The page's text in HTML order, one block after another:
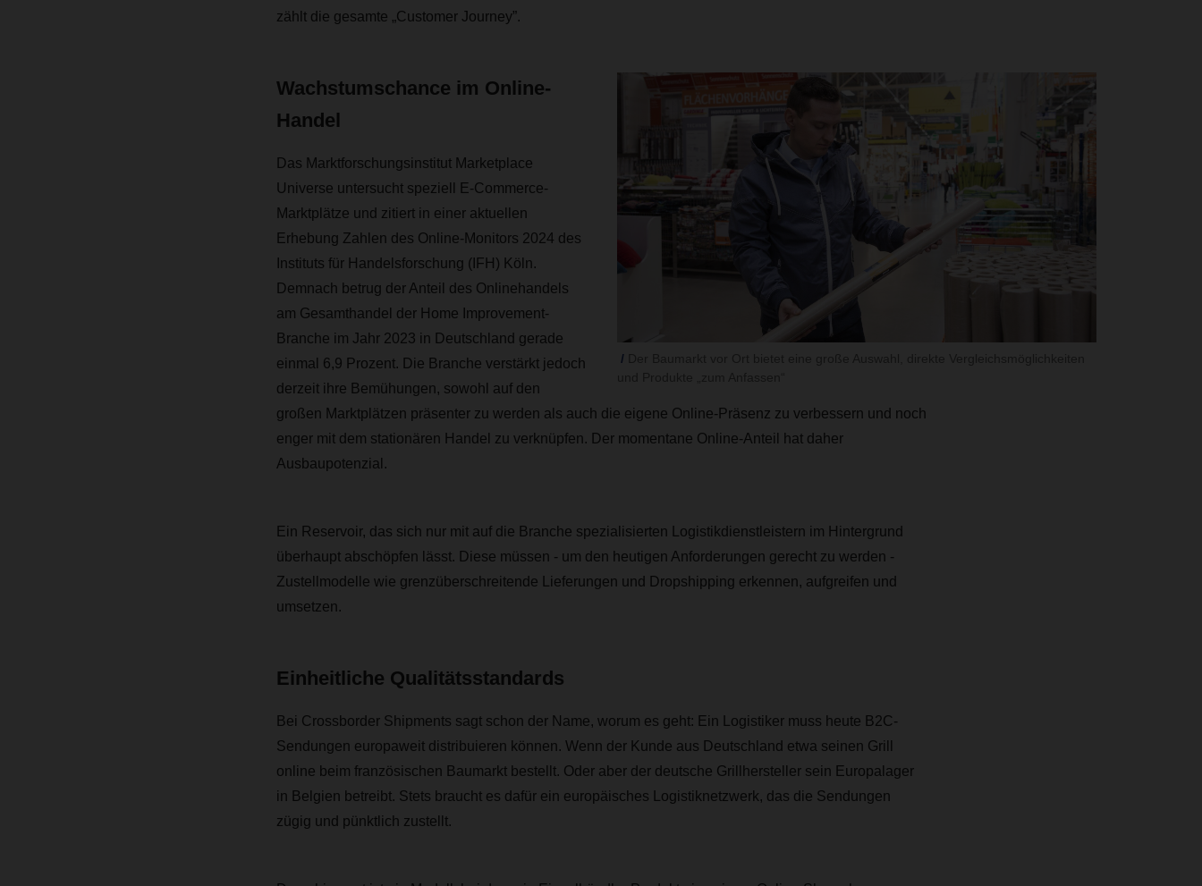
zählt die gesamte „Customer Journey”.
Wachstumschance im Online-
Handel
Das Marktforschungsinstitut Marketplace
Universe untersucht speziell E-Commerce-
Marktplätze und zitiert in einer aktuellen
Erhebung Zahlen des Online-Monitors 2024 des
Instituts für Handelsforschung (IFH) Köln.
Demnach betrug der Anteil des Onlinehandels
am Gesamthandel der Home Improvement-
Branche im Jahr 2023 in Deutschland gerade
einmal 6,9 Prozent. Die Branche verstärkt jedoch
derzeit ihre Bemühungen, sowohl auf den
großen Marktplätzen präsenter zu werden als auch die eigene Online-Präsenz zu verbessern und noch
enger mit dem stationären Handel zu verknüpfen. Der momentane Online-Anteil hat daher
Ausbaupotenzial.
Ein Reservoir, das sich nur mit auf die Branche spezialisierten Logistikdienstleistern im Hintergrund
überhaupt abschöpfen lässt. Diese müssen - um den heutigen Anforderungen gerecht zu werden -
Zustellmodelle wie grenzüberschreitende Lieferungen und Dropshipping erkennen, aufgreifen und
umsetzen.
Einheitliche Qualitätsstandards
Bei Crossborder Shipments sagt schon der Name, worum es geht: Ein Logistiker muss heute B2C-
Sendungen europaweit distribuieren können. Wenn der Kunde aus Deutschland etwa seinen Grill
online beim französischen Baumarkt bestellt. Oder aber der deutsche Grillhersteller sein Europalager
in Belgien betreibt. Stets braucht es dafür ein europäisches Logistiknetzwerk, das die Sendungen
zügig und pünktlich zustellt.